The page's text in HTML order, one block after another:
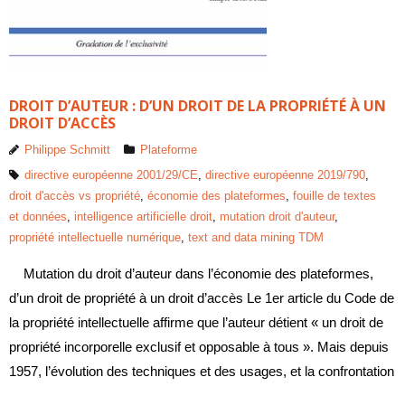
DROIT D’AUTEUR : D’UN DROIT DE LA PROPRIÉTÉ À UN
DROIT D’ACCÈS
Philippe Schmitt
Plateforme
directive européenne 2001/29/CE, directive européenne 2019/790,
droit d'accès vs propriété, économie des plateformes, fouille de textes
et données, intelligence artificielle droit, mutation droit d'auteur,
propriété intellectuelle numérique, text and data mining TDM
Mutation du droit d’auteur dans l’économie des plateformes,
d’un droit de propriété à un droit d’accès Le 1er article du Code de
la propriété intellectuelle affirme que l’auteur détient « un droit de
propriété incorporelle exclusif et opposable à tous ». Mais depuis
1957, l’évolution des techniques et des usages, et la confrontation